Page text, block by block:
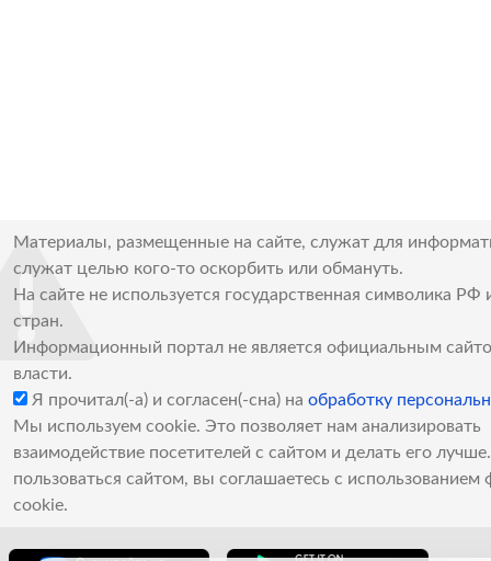
Материалы, размещенные на сайте, служат для
служат целью кого-то оскорбить или обмануть.
На сайте не используется государственная символика РФ
стран.
Информационный портал не является официальным
власти.
Я прочитал(-а) и согласен(-сна) на обработку
Мы используем cookie. Это позволяет нам анализировать
взаимодействие посетителей с сайтом и делать его
пользоваться сайтом, вы соглашаетесь с использованием
cookie.